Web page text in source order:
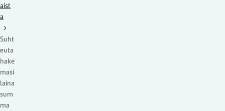
aist
a
Suht
euta
hake
masi
laina
sum
ma